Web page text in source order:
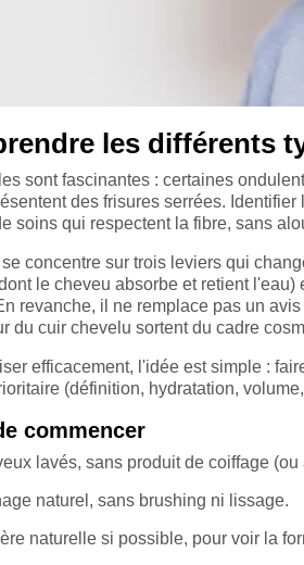
les différents
sont fascinantes : certaines
des frisures serrées.
soins qui respectent la fibre, sans
concentre sur trois leviers qui
le cheveu absorbe et retient
revanche, il ne remplace pas un
du cuir chevelu sortent du cadre
efficacement, l'idée est simple :
(définition, hydratation,
commencer
lavés, sans produit de coiffage
naturel, sans brushing ni lissage.
naturelle si possible, pour voir la